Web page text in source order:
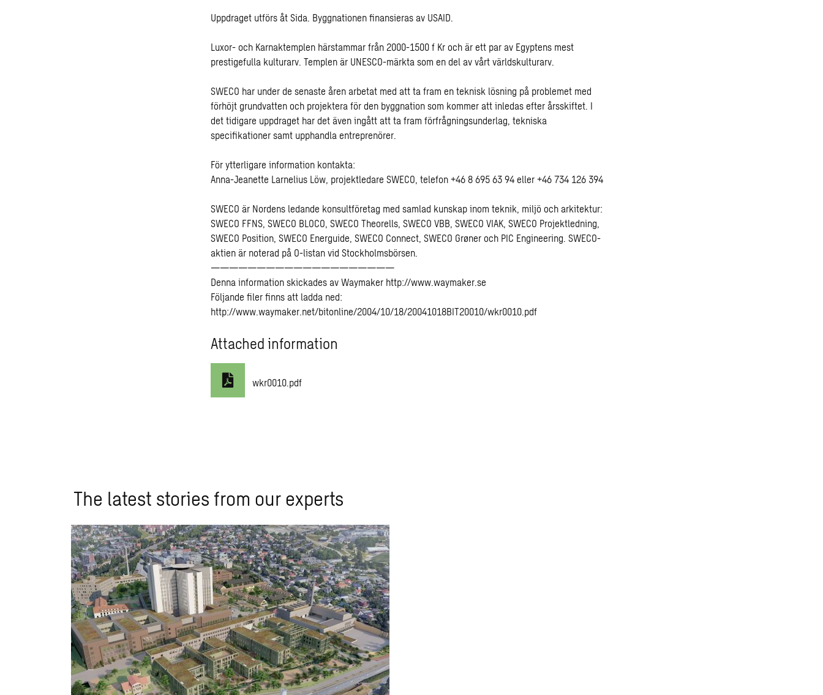
Uppdraget utförs åt Sida. Byggnationen finansieras av USAID.
Luxor- och Karnaktemplen härstammar från 2000-1500 f Kr och är ett par av Egyptens mest
prestigefulla kulturarv. Templen är UNESCO-märkta som en del av vårt världskulturarv.
SWECO har under de senaste åren arbetat med att ta fram en teknisk lösning på problemet med
förhöjt grundvatten och projektera för den byggnation som kommer att inledas efter årsskiftet. I
det tidigare uppdraget har det även ingått att ta fram förfrågningsunderlag, tekniska
specifikationer samt upphandla entreprenörer.
För ytterligare information kontakta:
Anna-Jeanette Larnelius Löw, projektledare SWECO, telefon +46 8 695 63 94 eller +46 734 126 394
SWECO är Nordens ledande konsultföretag med samlad kunskap inom teknik, miljö och arkitektur:
SWECO FFNS, SWECO BLOCO, SWECO Theorells, SWECO VBB, SWECO VIAK, SWECO Projektledning,
SWECO Position, SWECO Energuide, SWECO Connect, SWECO Grøner och PIC Engineering. SWECO-
aktien är noterad på O-listan vid Stockholmsbörsen.
————————————————————
Denna information skickades av Waymaker http://www.waymaker.se
Följande filer finns att ladda ned:
http://www.waymaker.net/bitonline/2004/10/18/20041018BIT20010/wkr0010.pdf
Attached information
wkr0010.pdf
The latest stories from our experts